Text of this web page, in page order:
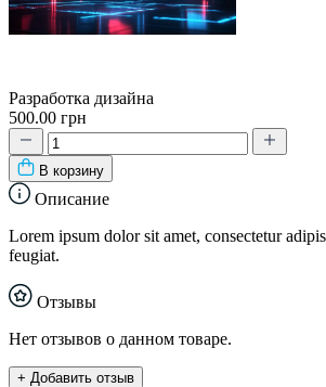
Разработка дизайна
500.00 грн
В корзину
Описание
Lorem ipsum dolor sit amet, consectetur
feugiat.
Отзывы
Нет отзывов о данном товаре.
+ Добавить отзыв